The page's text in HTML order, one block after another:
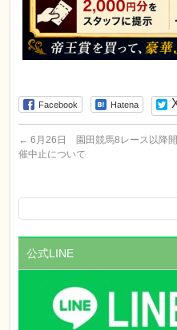
Facebook Hatena
← 6月26日 園田競馬8レース以降開
催中止について
公式LINE